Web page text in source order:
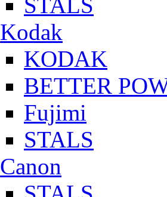
STALS
Kodak
KODAK
BETTER
Fujimi
STALS
Canon